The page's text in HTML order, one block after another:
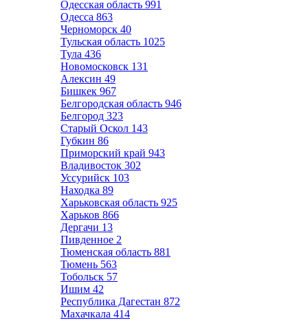
Одесская область 991
Одесса 863
Черноморск 40
Тульская область 1025
Тула 436
Новомосковск 131
Алексин 49
Бишкек 967
Белгородская область 946
Белгород 323
Старый Оскол 143
Губкин 86
Приморский край 943
Владивосток 302
Уссурийск 103
Находка 89
Харьковская область 925
Харьков 866
Дергачи 13
Пивденное 2
Тюменская область 881
Тюмень 563
Тобольск 57
Ишим 42
Республика Дагестан 872
Махачкала 414